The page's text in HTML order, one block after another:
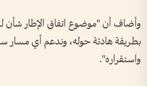
وأضاف أن "موضوع اتفاق الإطار شأن
بطريقة هادئة حوله، وندعم أي
واستقراره".